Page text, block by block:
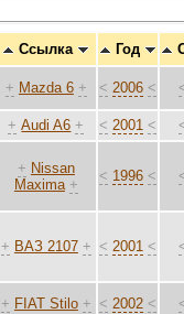
Ссылка Год
+ Mazda 6 + < 2006 <
+ Audi A6 + < 2001 <
+ Nissan
Maxima +
< 1996 <
+ ВАЗ 2107 + < 2001 <
+ FIAT Stilo + < 2002 <